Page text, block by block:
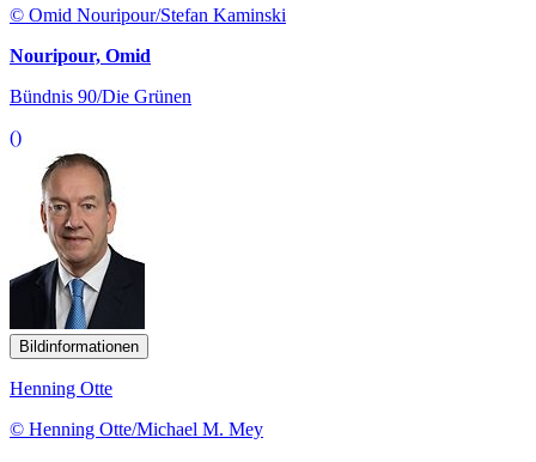
© Omid Nouripour/Stefan Kaminski
Nouripour, Omid
Bündnis 90/Die Grünen
()
Bildinformationen
Henning Otte
© Henning Otte/Michael M. Mey